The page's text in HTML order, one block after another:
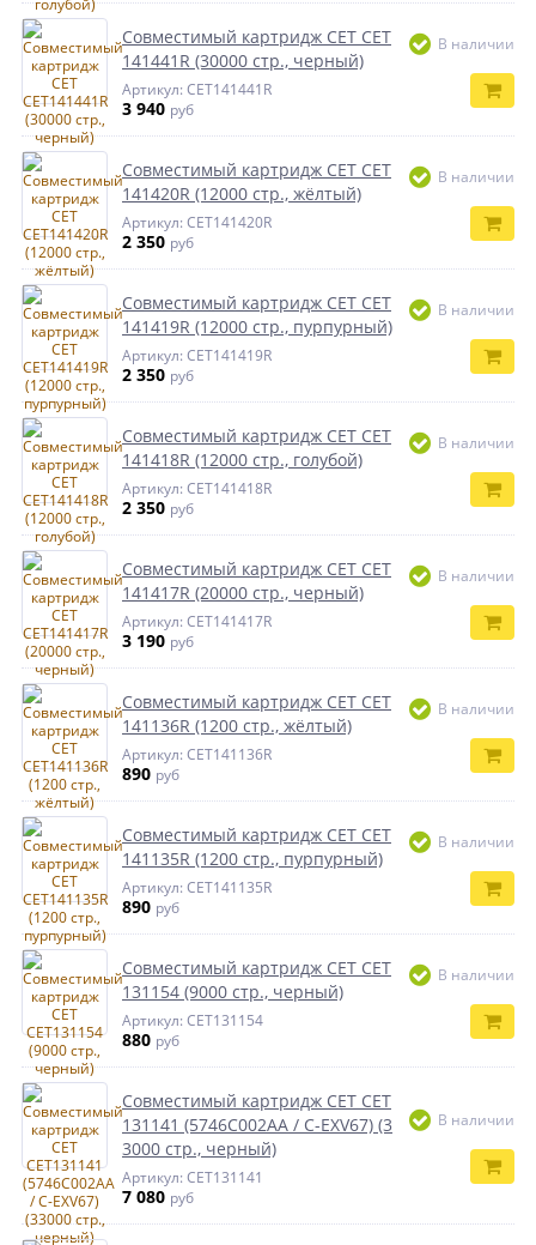
Совместимый картридж CET CET
141441R (30000 стр., черный)
Артикул: CET141441R
3 940 руб
В наличии
Совместимый картридж CET CET
141420R (12000 стр., жёлтый)
Артикул: CET141420R
2 350 руб
В наличии
Совместимый картридж CET CET
141419R (12000 стр., пурпурный)
Артикул: CET141419R
2 350 руб
В наличии
Совместимый картридж CET CET
141418R (12000 стр., голубой)
Артикул: CET141418R
2 350 руб
В наличии
Совместимый картридж CET CET
141417R (20000 стр., черный)
Артикул: CET141417R
3 190 руб
В наличии
Совместимый картридж CET CET
141136R (1200 стр., жёлтый)
Артикул: CET141136R
890 руб
В наличии
Совместимый картридж CET CET
141135R (1200 стр., пурпурный)
Артикул: CET141135R
890 руб
В наличии
Совместимый картридж CET CET
131154 (9000 стр., черный)
Артикул: CET131154
880 руб
В наличии
Совместимый картридж CET CET
131141 (5746C002AA / C-EXV67) (3
3000 стр., черный)
Артикул: CET131141
7 080 руб
В наличии